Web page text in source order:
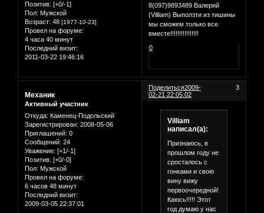
Позитив: [+0/-1]
Пол: Мужской
Возраст: 48 [1977-10-23]
Провел на форуме:
4 часа 40 минут
Последний визит:
2011-03-22 19:46:16
8(097)9893489 Валерий
(Villiam) Выползти из тишины
мы сможем только все
вместе!!!!!!!!!!!!!!!!
0
Поделиться 3
2009-
02-21 22:05:02
Механик
Активный участник
Откуда: Каменец-Подольский
Зарегистрирован: 2008-05-06
Приглашений: 0
Сообщений: 24
Уважение: [+1/-1]
Позитив: [+0/-0]
Пол: Мужской
Провел на форуме:
6 часов 48 минут
Последний визит:
2009-03-05 22:37:01
Villiam
написал(а):
Признаюсь, в
прошлом году не
сросталось с
гонками и свою
вину вижу
первоочередной!
Каюсь!!!!! Этот
год думаю у нас